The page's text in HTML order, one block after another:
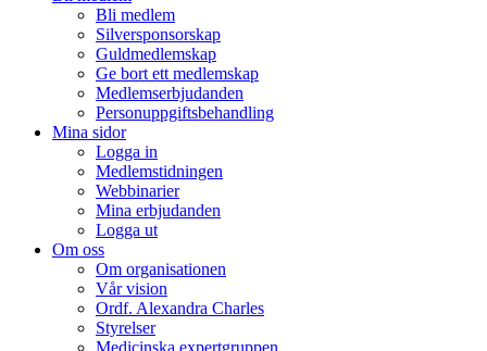
Bli medlem
Silversponsorskap
Guldmedlemskap
Ge bort ett medlemskap
Medlemserbjudanden
Personuppgiftsbehandling
Mina sidor
Logga in
Medlemstidningen
Webbinarier
Mina erbjudanden
Logga ut
Om oss
Om organisationen
Vår vision
Ordf. Alexandra Charles
Styrelser